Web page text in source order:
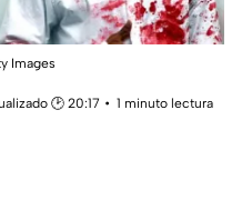
Images
🕑 20:17
1 minuto lectura